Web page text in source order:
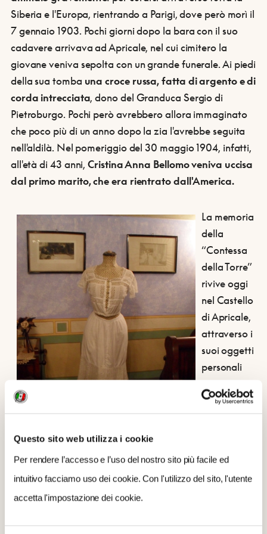
Questo sito web utilizza i cookie
Per rendere l’accesso e l’uso del nostro sito più facile ed
intuitivo facciamo uso dei cookie. Con l'utilizzo del sito, l'utente
accetta l'impostazione dei cookie.
Siberia e l'Europa, rientrando a Parigi, dove però morì il
7 gennaio 1903. Pochi giorni dopo la bara con il suo
cadavere arrivava ad Apricale, nel cui cimitero la
giovane veniva sepolta con un grande funerale. Ai piedi
della sua tomba una croce russa, fatta di argento e di
corda intrecciata, dono del Granduca Sergio di
Pietroburgo. Pochi però avrebbero allora immaginato
che poco più di un anno dopo la zia l'avrebbe seguita
nell'aldilà. Nel pomeriggio del 30 maggio 1904, infatti,
all'età di 43 anni,Cristina Anna Bellomo veniva uccisa
dal primo marito, che era rientrato dall'America.
La memoria
della
“Contessa
della Torre”
rivive oggi
nel Castello
di Apricale,
attraverso i
suoi oggetti
personali
esposti
nella stanza
sottovestericamata esposta su un manichino e altri
indumenti intimi conservati in un baule a lei
appartenuto raccontano di quale